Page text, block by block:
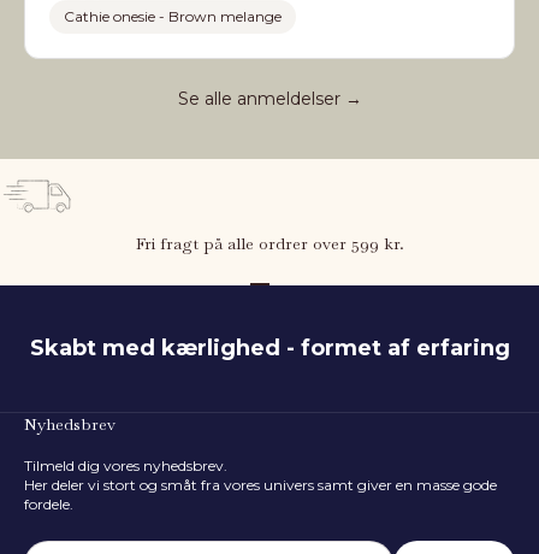
Cathie onesie - Brown melange
Se alle anmeldelser →
Fri fragt på alle ordrer over 599 kr.
Skabt med kærlighed - formet af erfaring
Nyhedsbrev
Tilmeld dig vores nyhedsbrev.
Her deler vi stort og småt fra vores univers samt giver en masse gode
fordele.